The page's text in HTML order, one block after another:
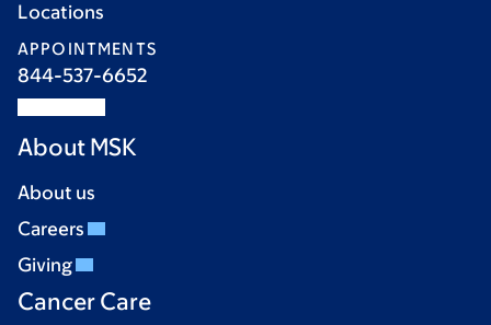
Locations
APPOINTMENTS
844-537-6652
About MSK
About us
Careers
Giving
Cancer Care